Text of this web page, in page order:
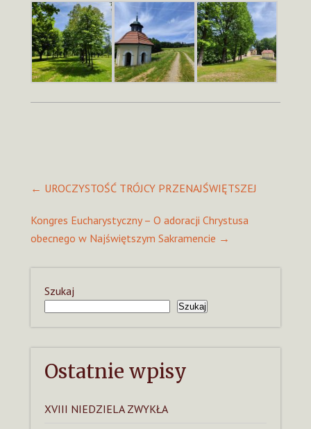
navigation
← UROCZYSTOŚĆ TRÓJCY PRZENAJŚWIĘTSZEJ
Kongres Eucharystyczny – O adoracji Chrystusa
obecnego w Najświętszym Sakramencie →
Szukaj
Szukaj
Ostatnie wpisy
XVIII NIEDZIELA ZWYKŁA